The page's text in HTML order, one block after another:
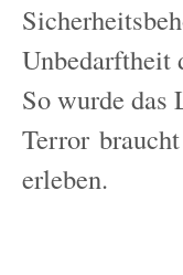
Unbedarftheit
So wurde das
Terror
erleben.